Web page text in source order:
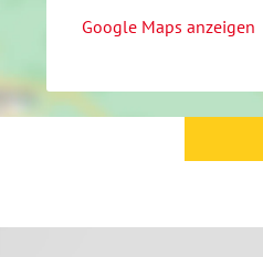
Google Maps anzeigen